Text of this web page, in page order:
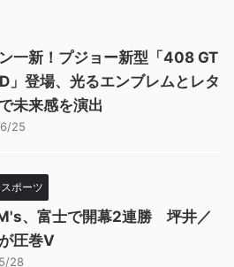
一新！プジョー新型「408 GT
」登場、光るエンブレムとレタ
未来感を演出
25
ポーツ
、富士で開幕2連勝 坪井／
圧巻V
28